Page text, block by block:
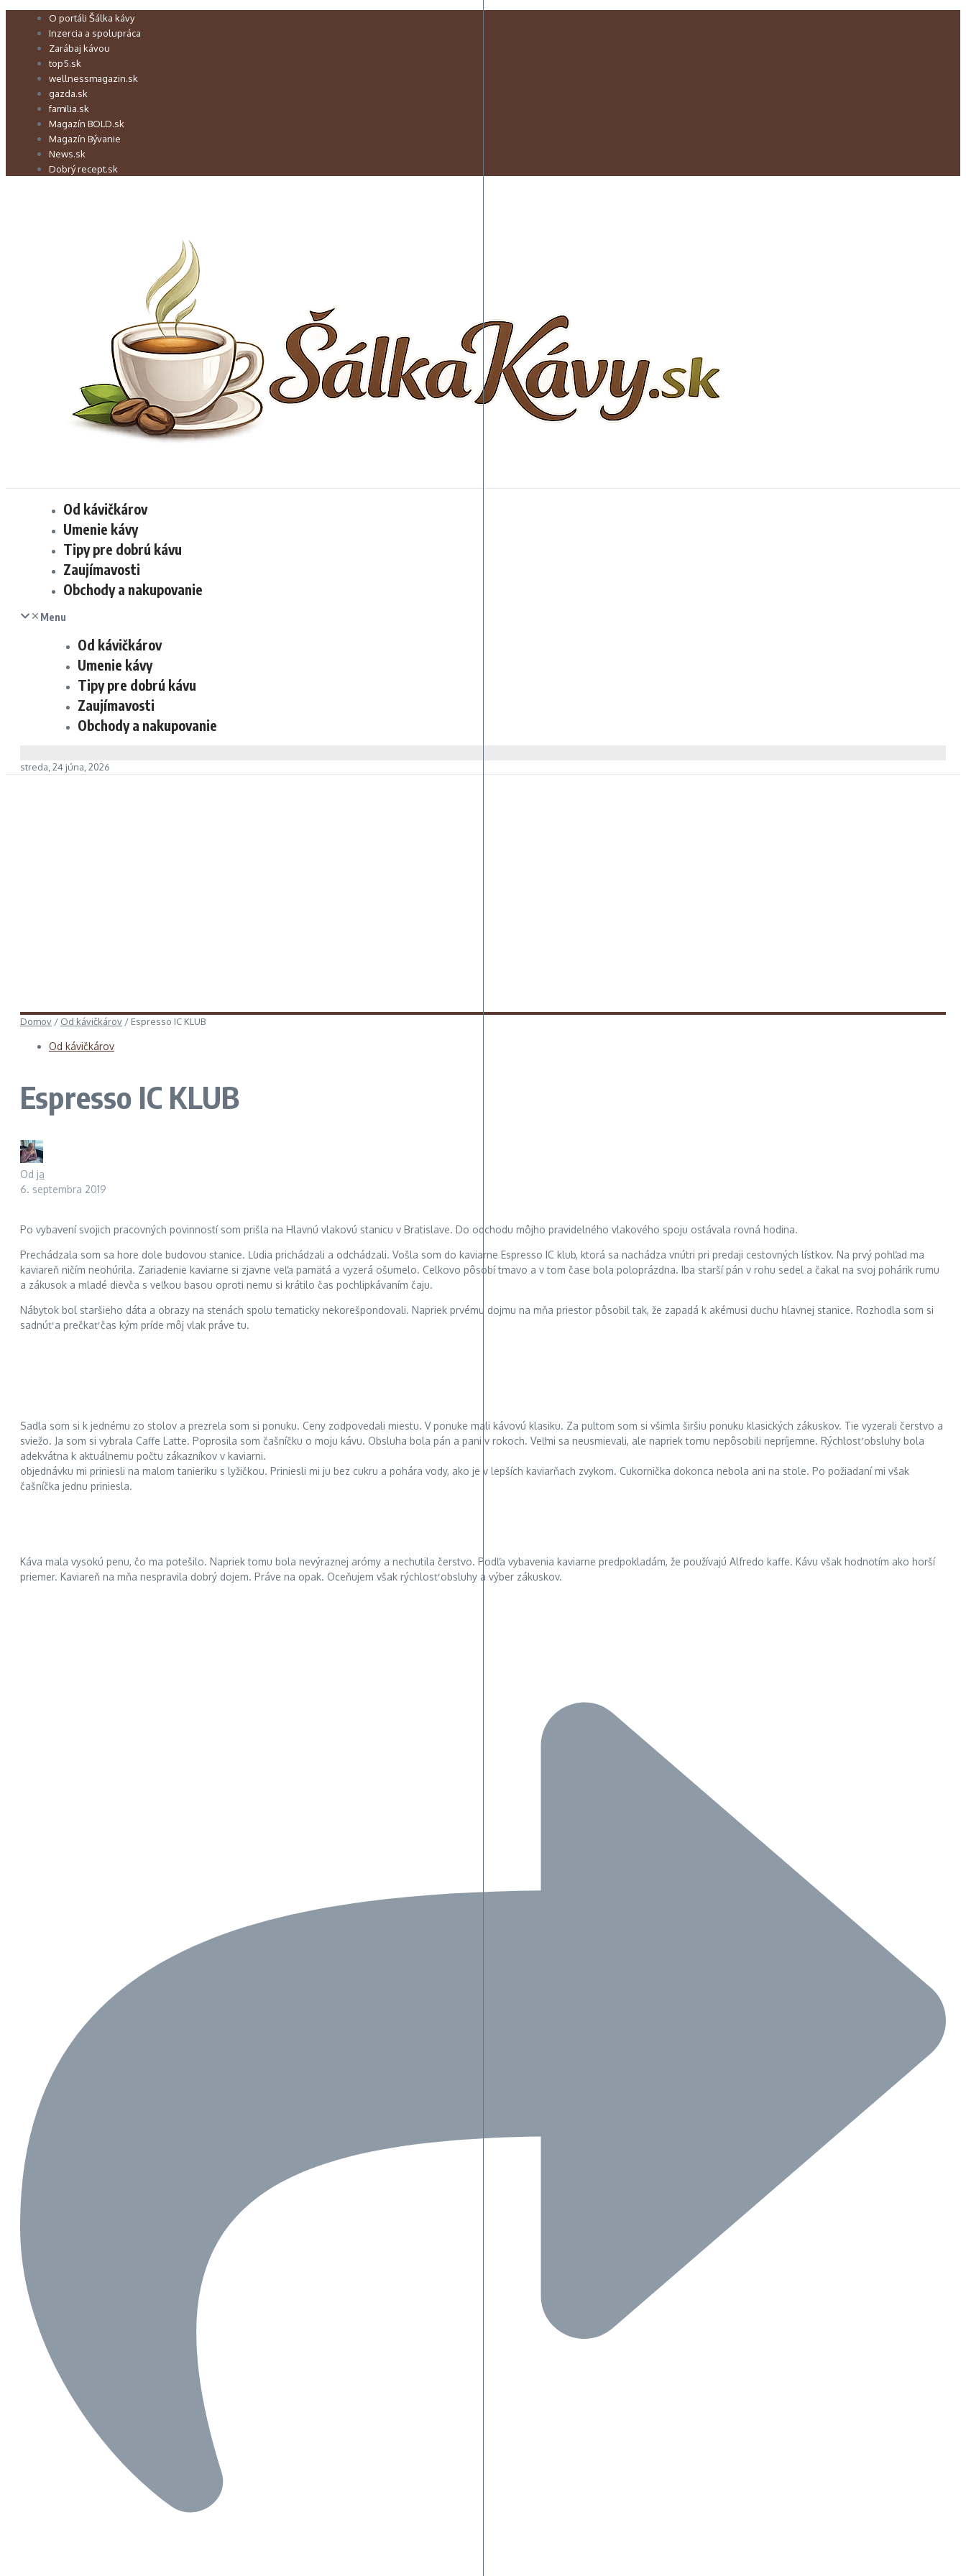
Preskočiť O portáli Šálka kávy
Inzercia a spolupráca
Zarábaj kávou
top5.sk
wellnessmagazin.sk
gazda.sk
familia.sk
Magazín BOLD.sk
Magazín Bývanie
News.sk
Dobrý recept.sk
Od kávičkárov
Umenie kávy
Tipy pre dobrú kávu
Zaujímavosti
Obchody a nakupovanie
Menu
Od kávičkárov
Umenie kávy
Tipy pre dobrú kávu
Zaujímavosti
Obchody a nakupovanie
streda, 24 júna, 2026
Domov / Od kávičkárov / Espresso IC KLUB
Od kávičkárov
Espresso IC KLUB
Od ja
6. septembra 2019
Po vybavení svojich pracovných povinností som prišla na Hlavnú vlakovú stanicu v Bratislave. Do odchodu môjho pravidelného vlakového spoju ostávala rovná hodina.
Prechádzala som sa hore dole budovou stanice. Ľudia prichádzali a odchádzali. Vošla som do kaviarne Espresso IC klub, ktorá sa nachádza vnútri pri predaji cestovných lístkov. Na prvý pohľad ma
kaviareň ničím neohúrila. Zariadenie kaviarne si zjavne veľa pamätá a vyzerá ošumelo. Celkovo pôsobí tmavo a v tom čase bola poloprázdna. Iba starší pán v rohu sedel a čakal na svoj pohárik rumu
a zákusok a mladé dievča s veľkou basou oproti nemu si krátilo čas pochlipkávaním čaju.
Nábytok bol staršieho dáta a obrazy na stenách spolu tematicky nekorešpondovali. Napriek prvému dojmu na mňa priestor pôsobil tak, že zapadá k akémusi duchu hlavnej stanice. Rozhodla som si
sadnúť a prečkať čas kým príde môj vlak práve tu.
Sadla som si k jednému zo stolov a prezrela som si ponuku. Ceny zodpovedali miestu. V ponuke mali kávovú klasiku. Za pultom som si všimla širšiu ponuku klasických zákuskov. Tie vyzerali čerstvo a
sviežo. Ja som si vybrala Caffe Latte. Poprosila som čašníčku o moju kávu. Obsluha bola pán a pani v rokoch. Veľmi sa neusmievali, ale napriek tomu nepôsobili nepríjemne. Rýchlosť obsluhy bola
adekvátna k aktuálnemu počtu zákazníkov v kaviarni.
objednávku mi priniesli na malom tanieriku s lyžičkou. Priniesli mi ju bez cukru a pohára vody, ako je v lepších kaviarňach zvykom. Cukornička dokonca nebola ani na stole. Po požiadaní mi však
čašníčka jednu priniesla.
Káva mala vysokú penu, čo ma potešilo. Napriek tomu bola nevýraznej arómy a nechutila čerstvo. Podľa vybavenia kaviarne predpokladám, že používajú Alfredo kaffe. Kávu však hodnotím ako horší
priemer. Kaviareň na mňa nespravila dobrý dojem. Práve na opak. Oceňujem však rýchlosť obsluhy a výber zákuskov.